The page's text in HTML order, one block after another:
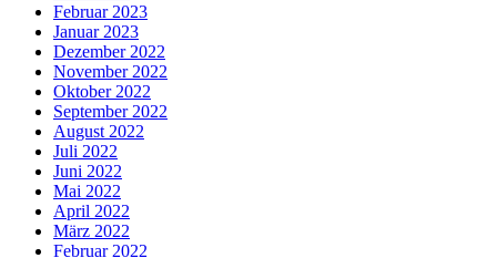
Februar 2023
Januar 2023
Dezember 2022
November 2022
Oktober 2022
September 2022
August 2022
Juli 2022
Juni 2022
Mai 2022
April 2022
März 2022
Februar 2022